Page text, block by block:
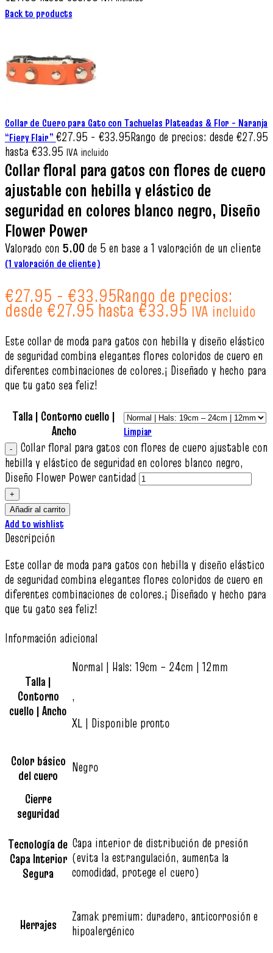
Back to products
Collar de Cuero para Gato con Tachuelas Plateadas & Flor – Naranja
“Fiery Flair” €27.95 - €33.95Rango de precios: desde €27.95
hasta €33.95 IVA incluido
Collar floral para gatos con flores de cuero
ajustable con hebilla y elástico de
seguridad en colores blanco negro, Diseño
Flower Power
Valorado con 5.00de 5 en base a 1 valoración de un cliente
(1 valoración de cliente)
€27.95 - €33.95Rango de precios:
desde €27.95 hasta €33.95 IVA incluido
Este collar de moda para gatos con hebilla y diseño elástico
de seguridad combina elegantes flores coloridos de cuero en
diferentes combinaciones de colores.¡ Diseñado y hecho para
que tu gato sea feliz!
Talla | Contorno cuello |
Ancho
Limpiar
Collar floral para gatos con flores de cuero ajustable con
hebilla y elástico de seguridad en colores blanco negro,
Diseño Flower Power cantidad
Añadir al carrito
Add to wishlist
Descripción
Este collar de moda para gatos con hebilla y diseño elástico
de seguridad combina elegantes flores coloridos de cuero en
diferentes combinaciones de colores.¡ Diseñado y hecho para
que tu gato sea feliz!
Información adicional
Talla |
Contorno
cuello | Ancho
Normal | Hals: 19cm – 24cm | 12mm
,
XL | Disponible pronto
Color básico
del cuero
Negro
Cierre
seguridad
Tecnología de
Capa Interior
Segura
Capa interior de distribución de presión
(evita la estrangulación, aumenta la
comodidad, protege el cuero)
Herrajes
Zamak premium: duradero, anticorrosión e
hipoalergénico